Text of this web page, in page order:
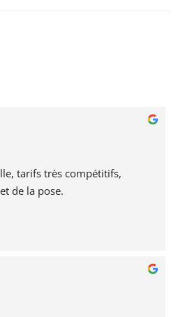
tarifs très compétitifs,
de la pose.